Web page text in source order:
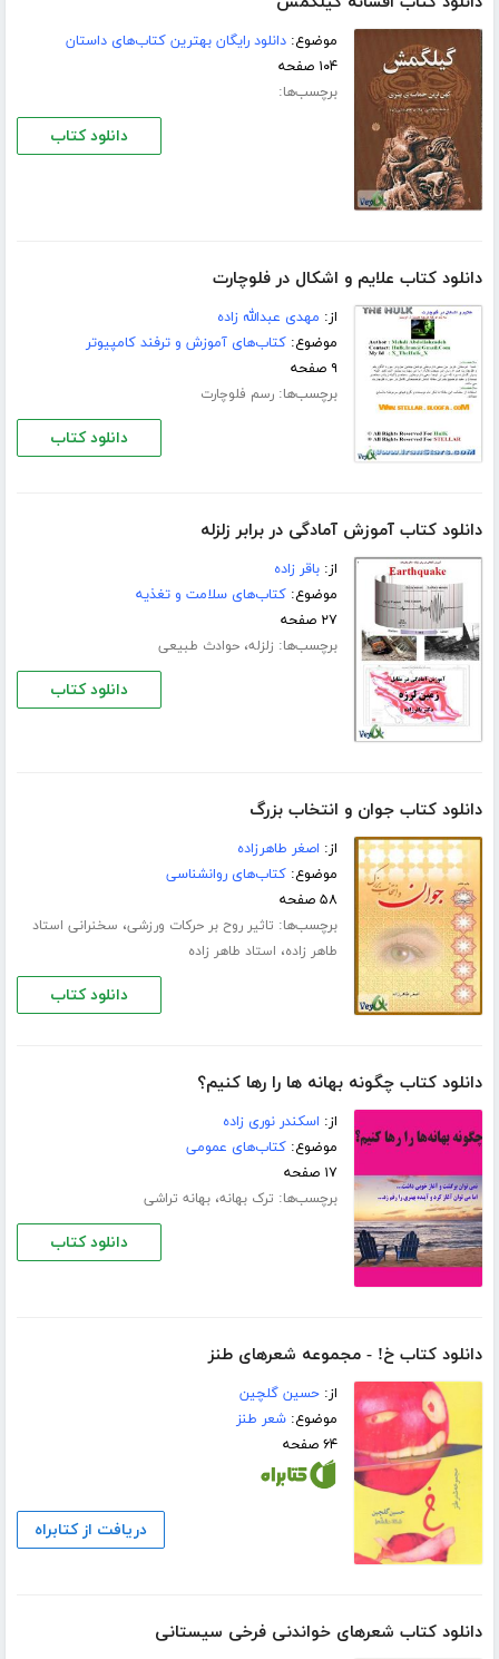
موضوع:دانلود رایگان بهترین کتاب‌های داستان
۱۰۴ صفحه
برچسب‌ها:
دانلود کتاب
دانلود کتاب علایم و اشکال در فلوچارت
از: مهدی عبدالله زاده
موضوع:کتاب‌های آموزش و ترفند کامپیوتر
۹ صفحه
برچسب‌ها:رسم فلوچارت
دانلود کتاب
دانلود کتاب آموزش آمادگی در برابر زلزله
از:باقر زاده
موضوع:کتاب‌های سلامت و تغذیه
۲۷ صفحه
برچسب‌ها: زلزله،حوادث طبیعی
دانلود کتاب
دانلود کتاب جوان و انتخاب بزرگ
از: اصغر طاهرزاده
موضوع:کتاب‌های روانشناسی
۵۸ صفحه
برچسب‌ها: تاثیر روح بر حرکات ورزشی، سخنرانی استاد
طاهر زاده، استاد طاهر زاده
دانلود کتاب
دانلود کتاب چگونه بهانه ها را رها کنیم؟
از: اسکندر نوری زاده
موضوع:کتاب‌های عمومی
۱۷ صفحه
برچسب‌ها: ترک بهانه،بهانه تراشی
دانلود کتاب
دانلود کتاب خ! - مجموعه شعرهای طنز
از:حسین گلچین
موضوع:شعر طنز
۶۴ صفحه
دریافت از کتابراه
دانلود کتاب شعرهای خواندنی فرخی سیستانی